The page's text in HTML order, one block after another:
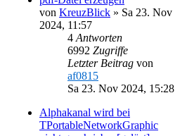
von KreuzBlick » Sa 23. Nov
2024, 11:57
4 Antworten
6992 Zugriffe
Letzter Beitrag von
af0815
Sa 23. Nov 2024, 15:28
Alphakanal wird bei
TPortableNetworkGraphic